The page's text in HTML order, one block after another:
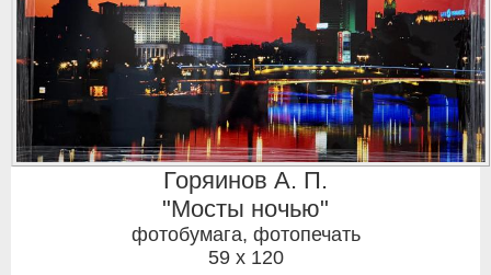
Горяинов А. П.
"Мосты ночью"
фотобумага, фотопечать
59 x 120